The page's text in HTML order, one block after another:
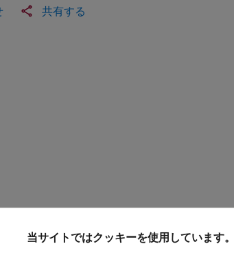
共有する
当サイトではクッキーを使用しています。